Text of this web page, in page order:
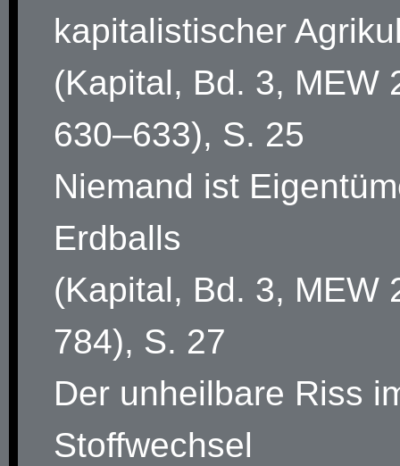
kapitalistischer
(Kapital, Bd. 3, MEW
630–633), S. 25
Niemand ist
Erdballs
(Kapital, Bd. 3, MEW
784), S. 27
Der unheilbare Riss
Stoffwechsel